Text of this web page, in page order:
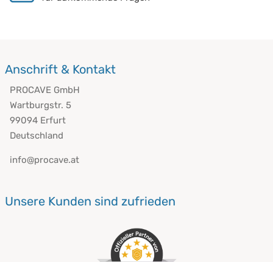
Anschrift & Kontakt
PROCAVE GmbH
Wartburgstr. 5
99094 Erfurt
Deutschland
info@procave.at
Unsere Kunden sind zufrieden